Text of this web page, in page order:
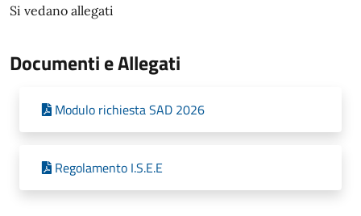
Si vedano allegati
Documenti e Allegati
Modulo richiesta SAD 2026
Regolamento I.S.E.E